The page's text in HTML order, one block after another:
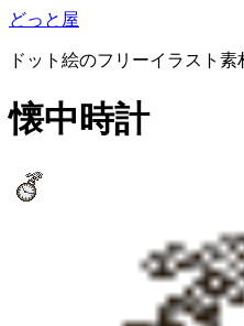
どっと屋
ドット絵のフリーイラスト素
懐中時計